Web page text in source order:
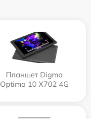
Планшет Digma
Optima 10 X702 4G